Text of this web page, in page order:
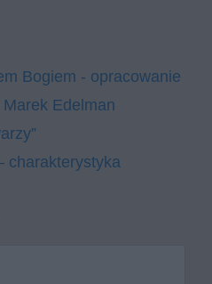
Bogiem - opracowanie
Edelman
charakterystyka